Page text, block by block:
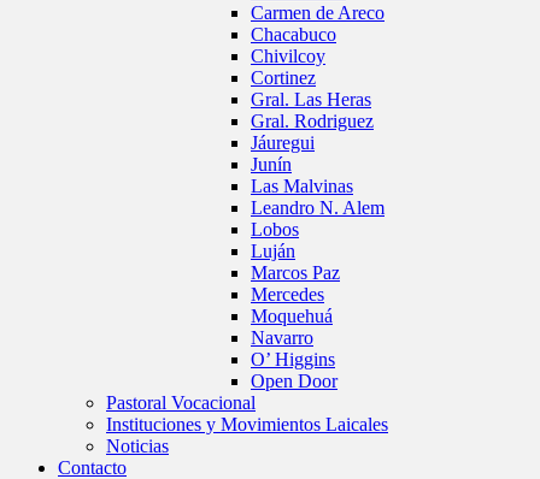
Carmen de Areco
Chacabuco
Chivilcoy
Cortinez
Gral. Las Heras
Gral. Rodriguez
Jáuregui
Junín
Las Malvinas
Leandro N. Alem
Lobos
Luján
Marcos Paz
Mercedes
Moquehuá
Navarro
O’ Higgins
Open Door
Pastoral Vocacional
Instituciones y Movimientos Laicales
Noticias
Contacto